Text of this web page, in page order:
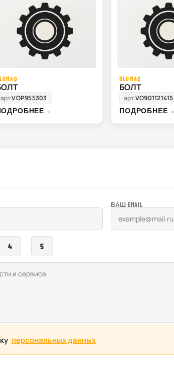
арт.VOP955303
→
BLUMAQ
БОЛТ
арт.VO901121415
ПОДРОБНЕЕ→
ВАШ EMAIL
4 5
персональных данных